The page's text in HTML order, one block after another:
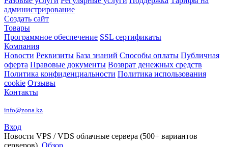
администрирование
Создать сайт
Товары
Программное обеспечение SSL сертификаты
Компания
Новости Реквизиты База знаний Способы оплаты Публичная
оферта Правовые документы Возврат денежных средств
Политика конфиденциальности Политика использования
cookie Отзывы
Контакты
info@zona.kz
Вход
Новости VPS / VDS облачные сервера (500+ вариантов
серверов). Обзор